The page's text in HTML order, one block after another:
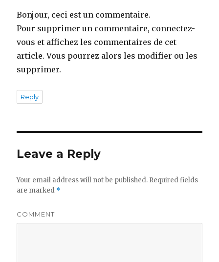
Bonjour, ceci est un commentaire.
Pour supprimer un commentaire, connectez-
vous et affichez les commentaires de cet
article. Vous pourrez alors les modifier ou les
supprimer.
Reply
Leave a Reply
Your email address will not be published. Required fields
are marked *
COMMENT